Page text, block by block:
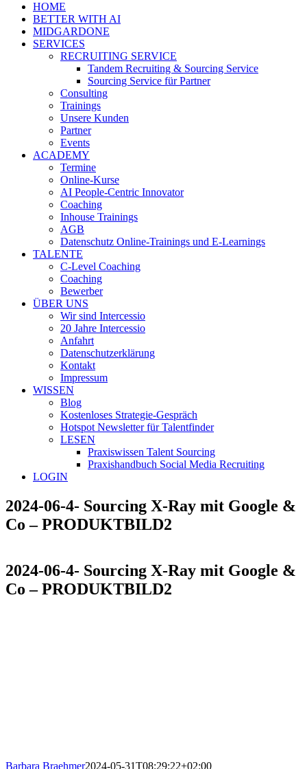
HOME
BETTER WITH AI
MIDGARDONE
SERVICES
RECRUITING SERVICE
Tandem Recruiting & Sourcing Service
Sourcing Service für Partner
Consulting
Trainings
Unsere Kunden
Partner
Events
ACADEMY
Termine
Online-Kurse
AI People-Centric Innovator
Coaching
Inhouse Trainings
AGB
Datenschutz Online-Trainings und E-Learnings
TALENTE
C-Level Coaching
Coaching
Bewerber
ÜBER UNS
Wir sind Intercessio
20 Jahre Intercessio
Anfahrt
Datenschutzerklärung
Kontakt
Impressum
WISSEN
Blog
Kostenloses Strategie-Gespräch
Hotspot Newsletter für Talentfinder
LESEN
Praxiswissen Talent Sourcing
Praxishandbuch Social Media Recruiting
LOGIN
2024-06-4- Sourcing X-Ray mit Google &
Co – PRODUKTBILD2
2024-06-4- Sourcing X-Ray mit Google &
Co – PRODUKTBILD2
Barbara Braehmer2024-05-31T08:29:22+02:00